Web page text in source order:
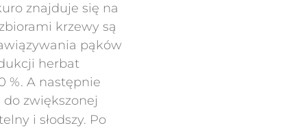
znajduje się na
krzewy są
pąków
herbat
%. A następnie
zwiększonej
i słodszy. Po